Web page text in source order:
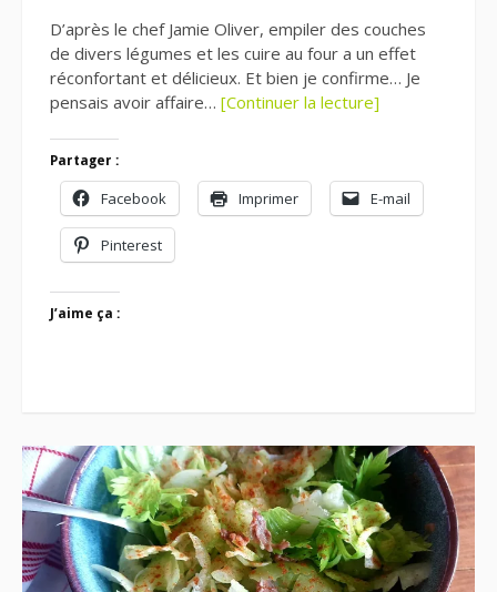
D’après le chef Jamie Oliver, empiler des couches
de divers légumes et les cuire au four a un effet
réconfortant et délicieux. Et bien je confirme… Je
pensais avoir affaire… [Continuer la lecture]
Partager :
Facebook Imprimer E-mail
Pinterest
J’aime ça :